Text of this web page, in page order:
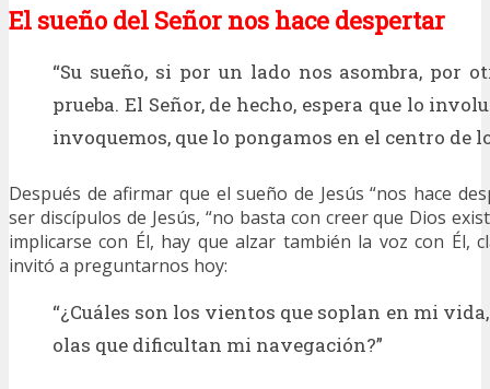
El sueño del Señor nos hace despertar
“Su sueño, si por un lado nos asombra, por
prueba. El Señor, de hecho, espera que lo
invoquemos, que lo pongamos en el centro de
Después de afirmar que el sueño de Jesús “nos hace
ser discípulos de Jesús, “no basta con creer que Dios
implicarse con Él, hay que alzar también la voz con Él,
invitó a preguntarnos hoy:
“¿Cuáles son los vientos que soplan en mi
olas que dificultan mi navegación?”